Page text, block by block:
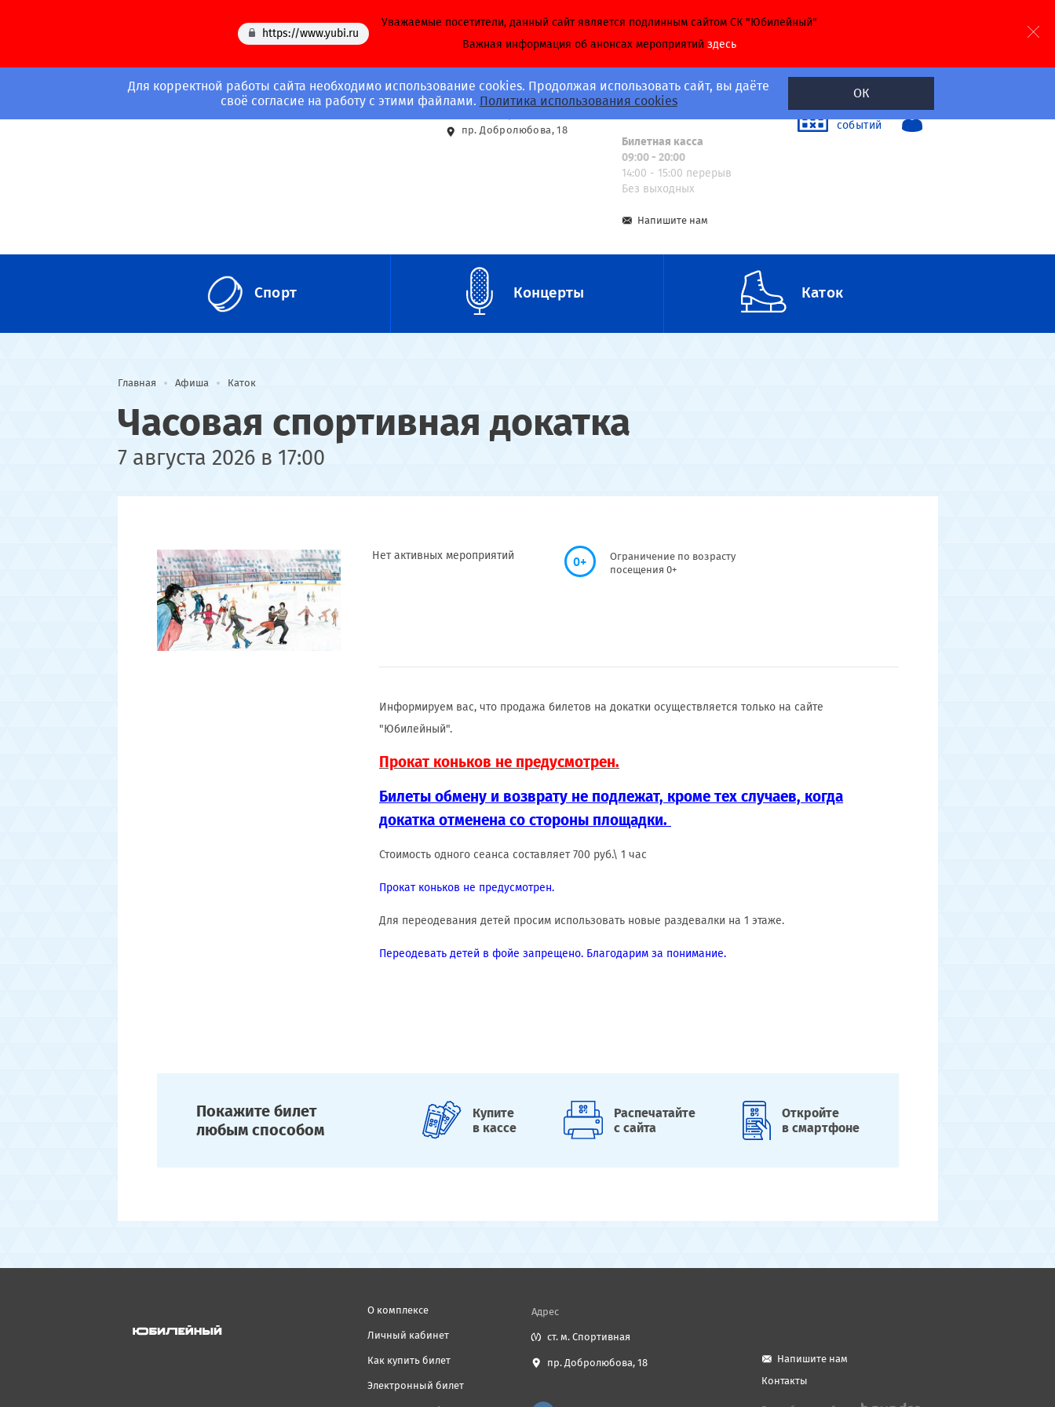
Для корректной работы сайта необходимо использование cookies. Продолжая использовать сайт, вы даёте
своё согласие на работу с этими файлами. Политика использования cookies
ОК
https://www.yubi.ru
Уважаемые посетители, данный сайт является подлинным сайтом СК "Юбилейный"
Важная информация об анонсах мероприятий здесь
Адрес
пр. Добролюбова, 18
Call-центр
8 (812) 703-40-40
Билетная касса
09:00 - 20:00
14:00 - 15:00 перерыв
Без выходных
Напишите нам
Календарь
событий
Спорт Концерты Каток
Главная Афиша Каток
Часовая спортивная докатка
7 августа 2026 в 17:00
Нет активных мероприятий 0+
Ограничение по возрасту
посещения 0+
Информируем вас, что продажа билетов на докатки осуществляется только на сайте
"Юбилейный".
Прокат коньков не предусмотрен.
Билеты обмену и возврату не подлежат, кроме тех случаев, когда
докатка отменена со стороны площадки.
Стоимость одного сеанса составляет 700 руб.\ 1 час
Прокат коньков не предусмотрен.
Для переодевания детей просим использовать новые раздевалки на 1 этаже.
Переодевать детей в фойе запрещено. Благодарим за понимание.
Покажите билет
любым способом
Купите
в кассе
Распечатайте
с сайта
Откройте
в смартфоне
О комплексе
Личный кабинет
Как купить билет
Электронный билет
Адрес
ст. м. Спортивная
пр. Добролюбова, 18
Напишите нам
Контакты